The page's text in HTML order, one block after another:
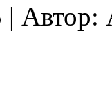
| Автор: